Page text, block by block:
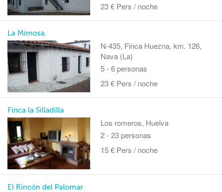
23 € Pers / noche
La Mimosa
N-435, Finca Huezna, km. 126,
Nava (La)
5 - 6 personas
23 € Pers / noche
Finca la Silladilla
Los romeros, Huelva
2 - 23 personas
15 € Pers / noche
El Rincón del Palomar